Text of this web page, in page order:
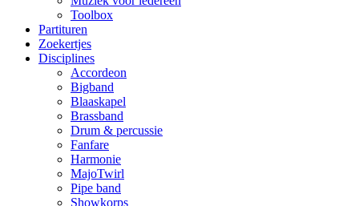
Toolbox
Partituren
Zoekertjes
Disciplines
Accordeon
Bigband
Blaaskapel
Brassband
Drum & percussie
Fanfare
Harmonie
MajoTwirl
Pipe band
Showkorps